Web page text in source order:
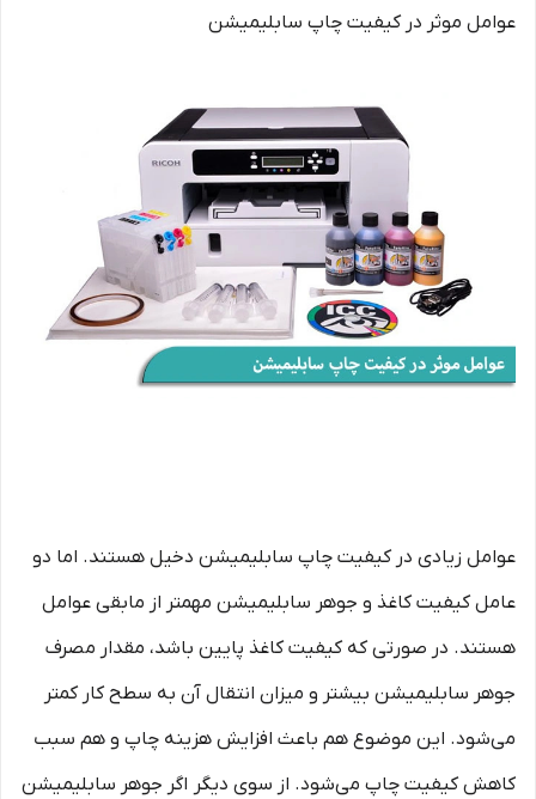
عوامل موثر در کیفیت چاپ سابلیمیشن
عوامل زیادی در کیفیت چاپ سابلیمیشن دخیل هستند. اما دو
عامل کیفیت کاغذ و جوهر سابلیمیشن مهمتر از مابقی عوامل
هستند. در صورتی که کیفیت کاغذ پایین باشد، مقدار مصرف
جوهر سابلیمیشن بیشتر و میزان انتقال آن به سطح کار کمتر
می‌شود. این موضوع هم باعث افزایش هزینه چاپ و هم سبب
کاهش کیفیت چاپ می‌شود. از سوی دیگر اگر جوهر سابلیمیشن